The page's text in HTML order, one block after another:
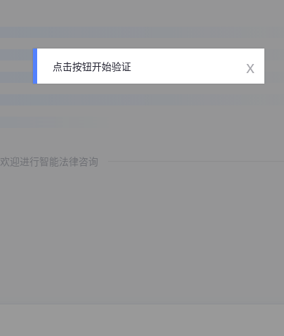
欢迎进行智能法律咨询
点击按钮开始验证 x